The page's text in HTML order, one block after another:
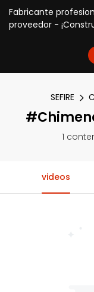
Fabricante
proveedor -
SEFIRE
1
videos